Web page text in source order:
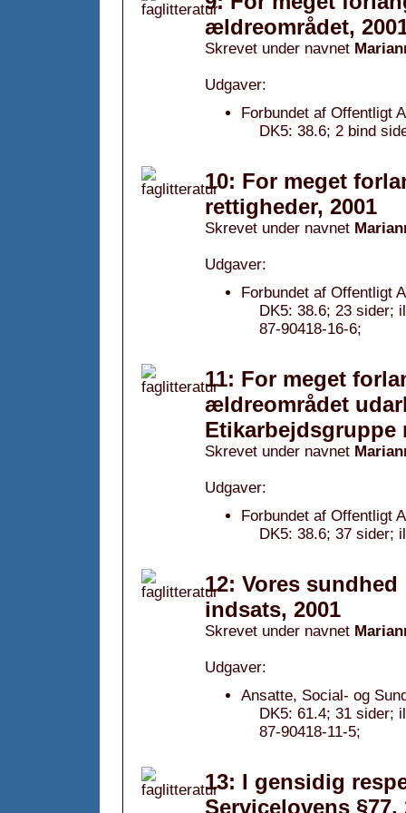
ældreområdet,
Skrevet under navnet
Udgaver:
Forbundet af Offentligt
DK5: 38.6; 2 bind
10: For meget
rettigheder, 2001
Skrevet under navnet
Udgaver:
Forbundet af Offentligt
DK5: 38.6; 23 sider;
87-90418-16-6;
11: For meget
ældreområdet
Etikarbejdsgruppe
Skrevet under navnet
Udgaver:
Forbundet af Offentligt
DK5: 38.6; 37 sider;
12: Vores
indsats, 2001
Skrevet under navnet
Udgaver:
Ansatte, Social- og
DK5: 61.4; 31 sider;
87-90418-11-5;
13: I gensidig
Servicelovens §77,